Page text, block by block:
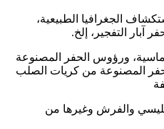
الجغرافيا الطبيعية،
آبار التفجير، إلخ.
ورؤوس الحفر المصنوعة
المصنوعة من كريات الصلب
والفرش وغيرها من